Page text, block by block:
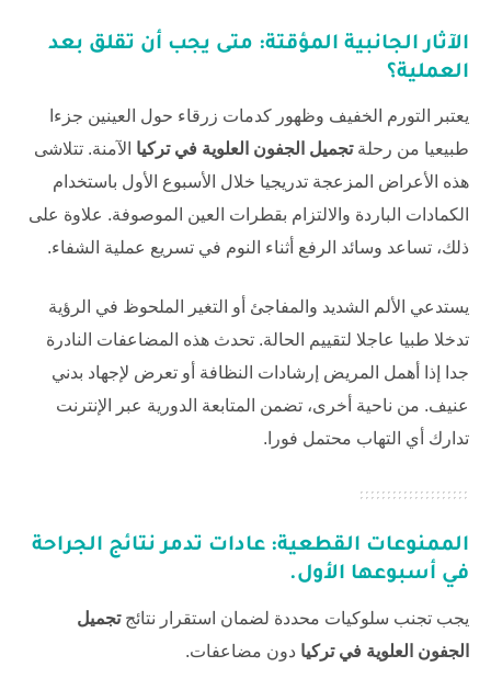
الآثار الجانبية المؤقتة: متى يجب أن تقلق بعد
العملية؟
يعتبر التورم الخفيف وظهور كدمات زرقاء حول العينين جزءا
طبيعيا من رحلةتجميل الجفون العلوية في تركيا الآمنة. تتلاشى
هذه الأعراض المزعجة تدريجيا خلال الأسبوع الأول باستخدام
الكمادات الباردة والالتزام بقطرات العين الموصوفة. علاوة على
ذلك، تساعد وسائد الرفع أثناء النوم في تسريع عملية الشفاء.
يستدعي الألم الشديد والمفاجئ أو التغير الملحوظ في الرؤية
تدخلا طبيا عاجلا لتقييم الحالة. تحدث هذه المضاعفات النادرة
جدا إذا أهمل المريض إرشادات النظافة أو تعرض لإجهاد بدني
عنيف. من ناحية أخرى، تضمن المتابعة الدورية عبر الإنترنت
تدارك أي التهاب محتمل فورا.
الممنوعات القطعية: عادات تدمر نتائج الجراحة
في أسبوعها الأول.
يجب تجنب سلوكيات محددة لضمان استقرار نتائجتجميل
الجفون العلوية في تركيا دون مضاعفات.